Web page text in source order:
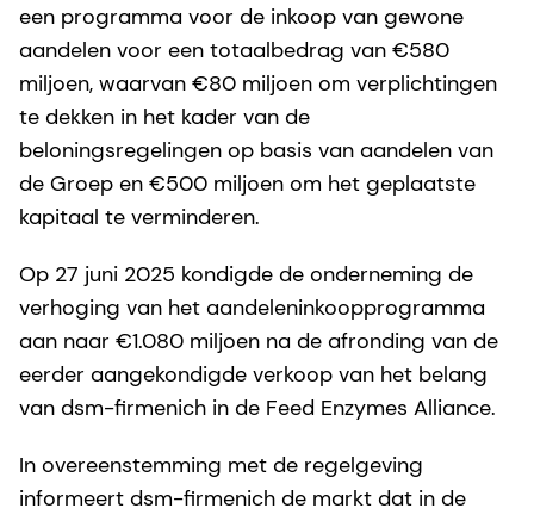
een programma voor de inkoop van gewone
aandelen voor een totaalbedrag van €580
miljoen, waarvan €80 miljoen om verplichtingen
te dekken in het kader van de
beloningsregelingen op basis van aandelen van
de Groep en €500 miljoen om het geplaatste
kapitaal te verminderen.
Op 27 juni 2025 kondigde de onderneming de
verhoging van het aandeleninkoopprogramma
aan naar €1.080 miljoen na de afronding van de
eerder aangekondigde verkoop van het belang
van dsm-firmenich in de Feed Enzymes Alliance.
In overeenstemming met de regelgeving
informeert dsm-firmenich de markt dat in de